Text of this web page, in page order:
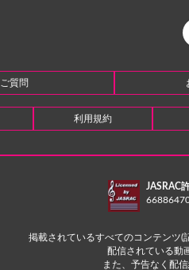
質問
利用規約
JASRAC
掲載されているすべてのコンテンツ(
配信されている動
また、予告なく配